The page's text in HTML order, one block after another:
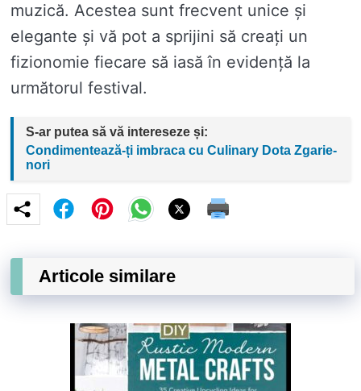
muzică. Acestea sunt frecvent unice și
elegante și vă pot a sprijini să creați un
fizionomie fiecare să iasă în evidență la
următorul festival.
S-ar putea să vă intereseze și:
Condimentează-ți imbraca cu Culinary Dota Zgarie-
nori
Articole similare